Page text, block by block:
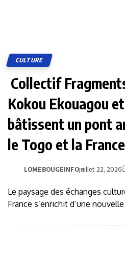
CULTURE
Collectif
Kokou Ekouagou
bâtissent un pont
le Togo et la France
LOMEBOUGEINFOjuillet 22, 2026
Le paysage des échanges
France s’enrichit d’une